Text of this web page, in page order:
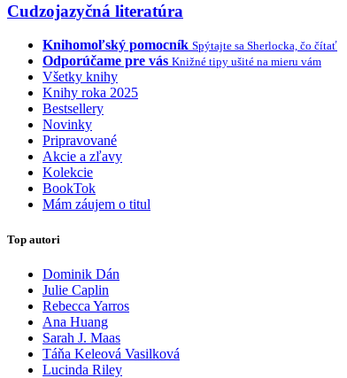
Cudzojazyčná literatúra
Knihomoľský pomocník Spýtajte sa Sherlocka, čo čítať
Odporúčame pre vás Knižné tipy ušité na mieru vám
Všetky knihy
Knihy roka 2025
Bestsellery
Novinky
Pripravované
Akcie a zľavy
Kolekcie
BookTok
Mám záujem o titul
Top autori
Dominik Dán
Julie Caplin
Rebecca Yarros
Ana Huang
Sarah J. Maas
Táňa Keleová Vasilková
Lucinda Riley